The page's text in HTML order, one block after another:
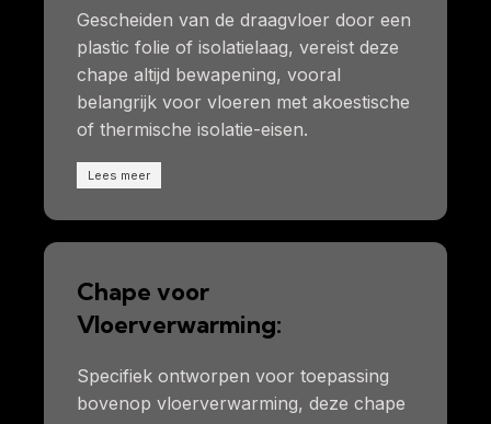
Gescheiden van de draagvloer door een
plastic folie of isolatielaag, vereist deze
chape altijd bewapening, vooral
belangrijk voor vloeren met akoestische
of thermische isolatie-eisen.
Lees meer
Chape voor
Vloerverwarming:
Specifiek ontworpen voor toepassing
bovenop vloerverwarming, deze chape